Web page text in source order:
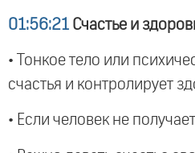
01:56:21 Счастье и
• Тонкое тело или
счастья и контролирует
• Если человек не